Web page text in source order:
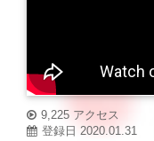
9,225 アクセス
登録日 2020.01.31